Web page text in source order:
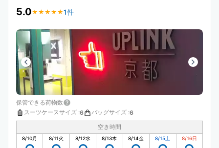
5.0★ ★ ★ ★ ★
★ ★ ★ ★ ★1件
保管できる荷物数
スーツケースサイズ :6 バッグサイズ :6
空き時間
8/10月 8/11火 8/12水 8/13木 8/14金 8/15土 8/16日